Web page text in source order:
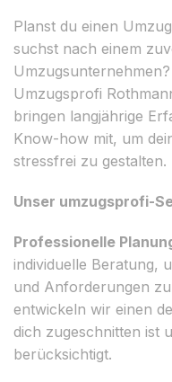
Planst du einen
suchst nach einem
Umzugsprofi
bringen langjährige
Know-how mit, um
stressfrei zu gestalten.
Unser umzugsprofi-
Professionelle
individuelle Beratung,
und Anforderungen
entwickeln wir einen
dich zugeschnitten ist
berücksichtigt.